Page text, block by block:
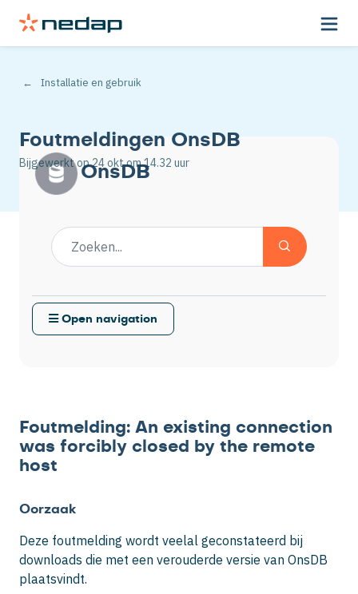
Installatie en gebruik
Foutmeldingen OnsDB
Bijgewerkt op24 oktom 14.32 uur
Foutmelding: An existing connection
was forcibly closed by the remote
host
Oorzaak
Deze foutmelding wordt veelal geconstateerd bij
downloads die met een verouderde versie van OnsDB
plaatsvindt.
OnsDB
Open navigation